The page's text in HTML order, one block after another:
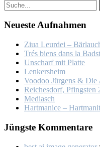
Neu­es­te Auf­nah­men
Ziua Leur­dei –
Trés biens dans la
Un­scharf mit Plat­te
Len­kers­heim
Voo­doo Jür­gens & Die
Rei­ches­dorf, Pfings­ten
Me­dia­sch
Hart­ma­nice –
Jüngs­te Kom­men­ta­re